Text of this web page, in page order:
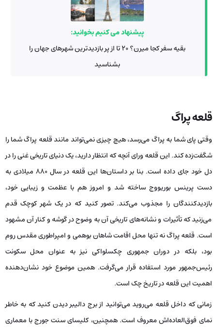
پیشنهاد می کنیم بخوانید:
بقیه سفر کجا میرن؟ 20 تا از پر بازدیدترین شهرهای جهان را
بشناسید
قلعه پراگ
وقتی پای شما به پراگ می‌رسد، هیچ چیزی نمی‌تواند مانند قلعه پراگ شما را
شگفت‌زده کند. این قلعه ورای آنچه که انتظار دارید، یک دنیای تاریخی غنی را در
دل خود جای داده است. بنا بر داستان‌ها این قلعه در سال ۸۸۰ میلادی به
دست پرینس بوریووج ساخته شد و امروز هم با عظمت و زیبایی خود،
بازدیدکنندگان را مجذوب می‌کند. تصور کنید که در یک شهر کوچک قدم
می‌زنید که تأثیرات و نشانه‌های تاریخی آن به وضوح در گوشه و کنار آن مشهود
است. قلعه پراگ نه تنها محل اقامت شاهان بوهمی و امپراطوری مقدس روم
بود، بلکه در دوران جمهوری چکسلواکی نیز به عنوان محل سکونت
رئیس‌جمهور مورد استفاده قرار می‌گرفت. همین موضوع خود نشان‌دهنده
اهمیت این قلعه در تاریخ چک است.
زمانی که داخل قلعه می‌روید می‌توانید از برج دالیبر دیدن کنید که به خاطر
نمای فوق‌العاده‌اش معروف است. همچنین، کلیسای سنت جورج با معماری